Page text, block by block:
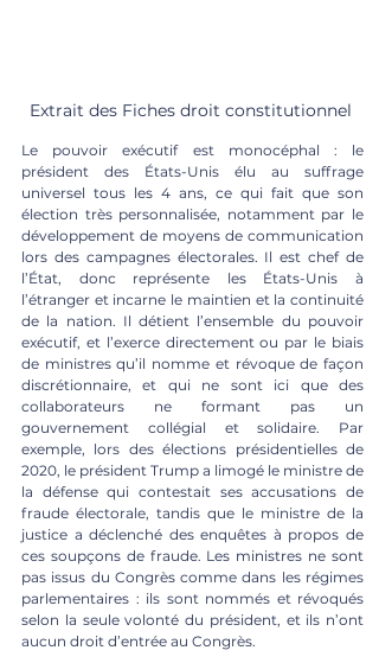
Extrait des Fiches droit constitutionnel
Le pouvoir exécutif est monocéphal : le
président des États-Unis élu au suffrage
universel tous les 4 ans, ce qui fait que son
élection très personnalisée, notamment par le
développement de moyens de communication
lors des campagnes électorales. Il est chef de
l’État, donc représente les États-Unis à
l’étranger et incarne le maintien et la continuité
de la nation. Il détient l’ensemble du pouvoir
exécutif, et l’exerce directement ou par le biais
de ministres qu’il nomme et révoque de façon
discrétionnaire, et qui ne sont ici que des
collaborateurs ne formant pas un
gouvernement collégial et solidaire. Par
exemple, lors des élections présidentielles de
2020, le président Trump a limogé le ministre de
la défense qui contestait ses accusations de
fraude électorale, tandis que le ministre de la
justice a déclenché des enquêtes à propos de
ces soupçons de fraude. Les ministres ne sont
pas issus du Congrès comme dans les régimes
parlementaires : ils sont nommés et révoqués
selon la seule volonté du président, et ils n’ont
aucun droit d’entrée au Congrès.